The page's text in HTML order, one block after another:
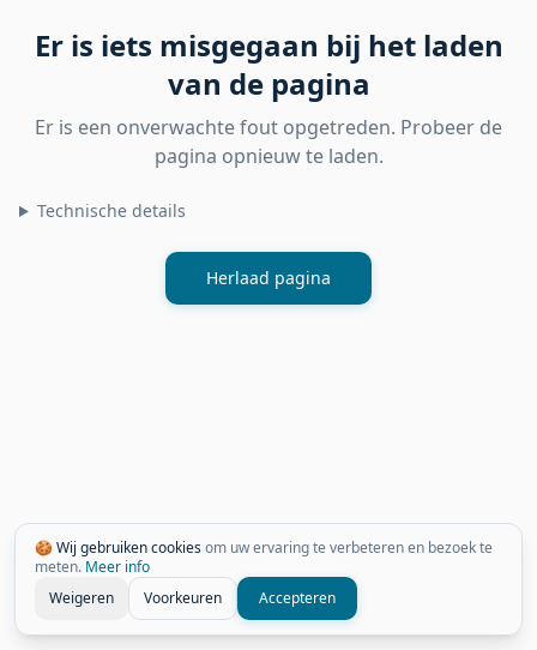
🍪 Wij gebruiken cookiesom uw ervaring te verbeteren en bezoek te
meten. Meer info
Weigeren
Voorkeuren Accepteren
Er is iets misgegaan bij het laden
van de pagina
Er is een onverwachte fout opgetreden. Probeer de
pagina opnieuw te laden.
Technische details
Herlaad pagina